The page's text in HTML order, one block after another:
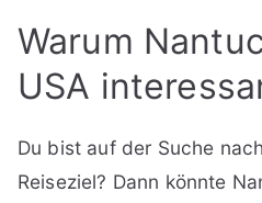
Warum
USA
Du bist auf der Suche
Reiseziel? Dann könnte